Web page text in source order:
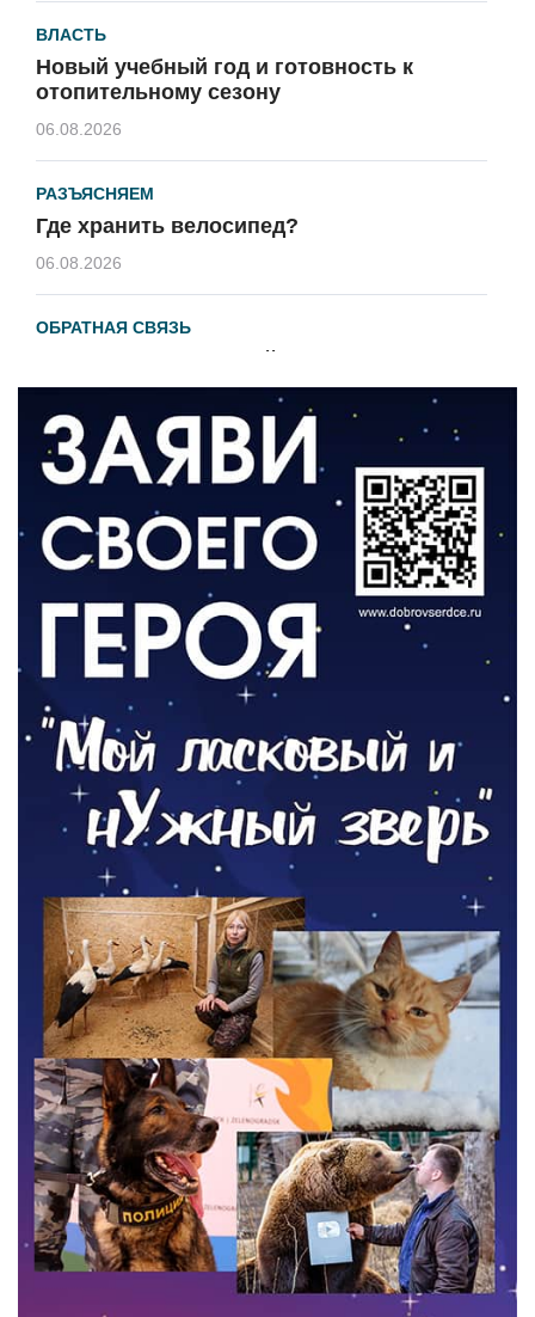
ВЛАСТЬ
Новый учебный год и готовность к
отопительному сезону
06.08.2026
РАЗЪЯСНЯЕМ
Где хранить велосипед?
06.08.2026
ОБРАТНАЯ СВЯЗЬ
Администрация онлайн
ВЛАСТЬ
День памяти и «Симфония народов»
06.08.2026
Новый настил на экотропе
05.08.2026